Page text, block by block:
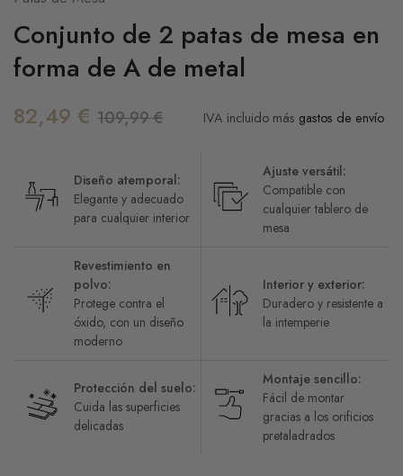
Conjunto de 2 patas de mesa en
forma de A de metal
82,49 € 109,99€ IVA incluido más gastos de envío
Diseño atemporal:
Elegante y adecuado
para cualquier interior
Ajuste versátil:
Compatible con
cualquier tablero de
mesa
Revestimiento en
polvo:
Protege contra el
óxido, con un diseño
moderno
Interior y exterior:
Duradero y resistente a
la intemperie
Protección del suelo:
Cuida las superficies
delicadas
Montaje sencillo:
Fácil de montar
gracias a los orificios
pretaladrados